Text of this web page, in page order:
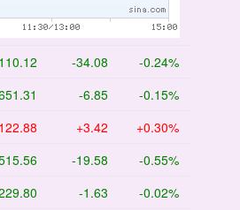
-34.08 -0.24%
-6.85 -0.15%
+3.42 +0.30%
-19.58 -0.55%
-1.63 -0.02%